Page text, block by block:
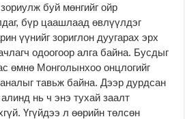
буй мөнгийг ойр
бүр цаашлаад өвлүүлдэг
үүнийг зориглон дуугарах эрх
одоогоор алга байна. Бусдыг
өмнө Монголынхоо онцлогийг
тавьж байна. Дээр дурдсан
нь ч энэ тухай заалт
Үгүйдээ л өөрийн төлсөн